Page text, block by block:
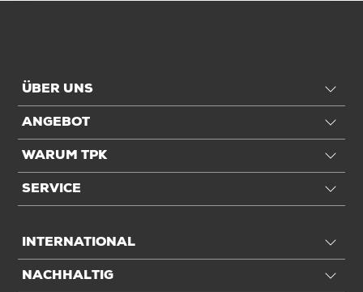
ÜBER UNS
ANGEBOT
WARUM TPK
SERVICE
INTERNATIONAL
NACHHALTIG